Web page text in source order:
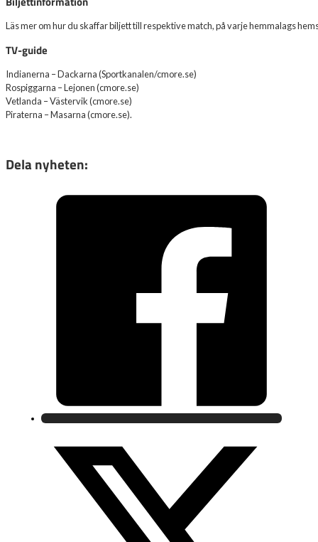
Läs mer om hur du skaffar biljett till respektive match, på varje hemmalags
TV-guide
Indianerna – Dackarna (Sportkanalen/cmore.se)
Rospiggarna – Lejonen (cmore.se)
Vetlanda – Västervik (cmore.se)
Piraterna – Masarna (cmore.se).
Dela nyheten: